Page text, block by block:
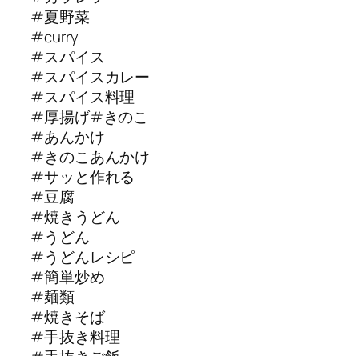
#夏野菜
#curry
#スパイス
#スパイスカレー
#スパイス料理
#厚揚げ#きのこ
#あんかけ
#きのこあんかけ
#サッと作れる
#豆腐
#焼きうどん
#うどん
#うどんレシピ
#簡単炒め
#麺類
#焼きそば
#手抜き料理